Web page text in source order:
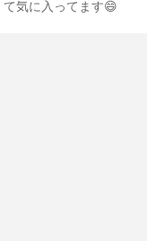
気に入ってます😄